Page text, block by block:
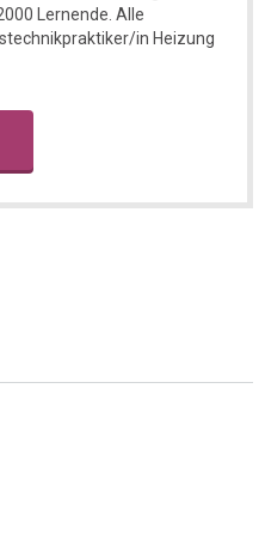
Lernende. Alle
in Heizung